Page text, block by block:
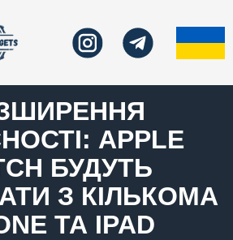
APPLE
БУДУТЬ
З КІЛЬКОМА
ТА IPAD